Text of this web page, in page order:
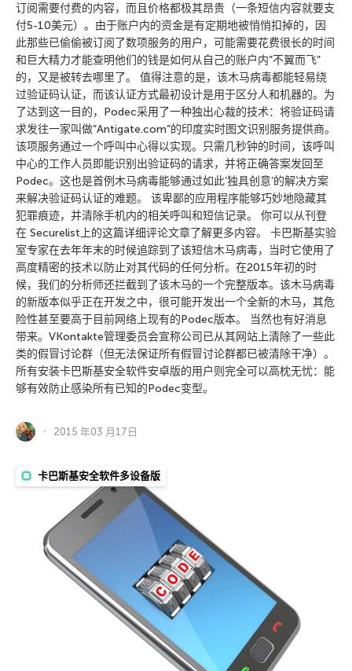
订阅需要付费的内容，而且价格都极其昂贵（一条短信内容就要支
付5-10美元）。由于账户内的资金是有定期地被悄悄扣掉的，因
此那些已偷偷被订阅了数项服务的用户，可能需要花费很长的时间
和巨大精力才能查明他们的钱是如何从自己的账户内”不翼而飞”
的，又是被转去哪里了。 值得注意的是，该木马病毒都能轻易绕
过验证码认证，而该认证方式最初设计是用于区分人和机器的。为
了达到这一目的，Podec采用了一种独出心裁的技术：将验证码请
求发往一家叫做”Antigate.com”的印度实时图文识别服务提供商。
该项服务通过一个呼叫中心得以实现。只需几秒钟的时间，该呼叫
中心的工作人员即能识别出验证码的请求，并将正确答案发回至
Podec。这也是首例木马病毒能够通过如此’独具创意’的解决方案
来解决验证码认证的难题。 该卑鄙的应用程序能够巧妙地隐藏其
犯罪痕迹，并清除手机内的相关呼叫和短信记录。 你可以从刊登
在 Securelist上的这篇详细评论文章了解更多内容。 卡巴斯基实验
室专家在去年年末的时候追踪到了该短信木马病毒，当时它使用了
高度精密的技术以防止对其代码的任何分析。在2015年初的时
候，我们的分析师还拦截到了该木马的一个完整版本。该木马病毒
的新版本似乎正在开发之中，很可能开发出一个全新的木马，其危
险性甚至要高于目前网络上现有的Podec版本。 当然也有好消息
带来。VKontakte管理委员会宣称公司已从其网站上清除了一些此
类的假冒讨论群（但无法保证所有假冒讨论群都已被清除干净）。
所有安装卡巴斯基安全软件安卓版的用户则完全可以高枕无忧：能
够有效防止感染所有已知的Podec变型。
2015 年03 月17日
卡巴斯基安全软件多设备版